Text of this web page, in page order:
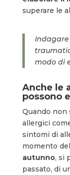
superare le
Indagare
modo di
Anche le
possono
Quando non
allergici
sintomi di
momento
autunno, si
passato, di